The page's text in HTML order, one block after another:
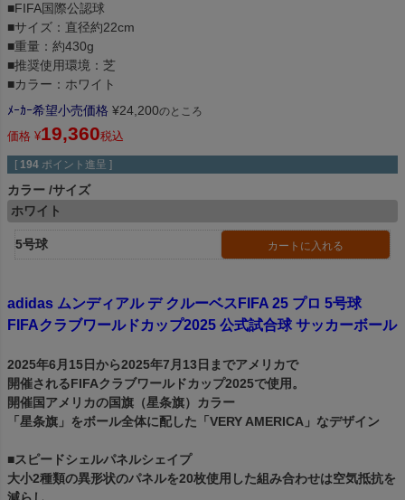
■FIFA国際公認球
■サイズ：直径約22cm
■重量：約430g
■推奨使用環境：芝
■カラー：ホワイト
ﾒｰｶｰ希望小売価格 ¥24,200のところ
価格 ¥19,360税込
[ 194 ポイント進呈 ]
カラー サイズ
ホワイト
5号球 カートに入れる
adidas ムンディアル デ クルーベスFIFA 25 プロ 5号球
FIFAクラブワールドカップ2025 公式試合球 サッカーボール
2025年6月15日から2025年7月13日までアメリカで
開催されるFIFAクラブワールドカップ2025で使用。
開催国アメリカの国旗（星条旗）カラー
「星条旗」をボール全体に配した「VERY AMERICA」なデザイン
■スピードシェルパネルシェイプ
大小2種類の異形状のパネルを20枚使用した組み合わせは空気抵抗を